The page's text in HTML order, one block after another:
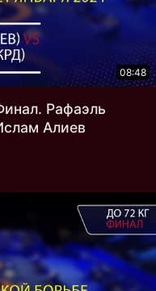
08:48
Рафаэль
Алиев